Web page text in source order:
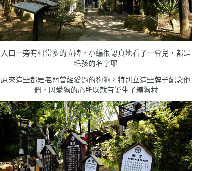
入口一旁有相當多的立牌，小編很認真地看了一會兒，都是
毛孩的名字耶
原來這些都是老闆曾經愛過的狗狗，特別立這些牌子紀念他
們，因愛狗的心所以就有誕生了糖狗村